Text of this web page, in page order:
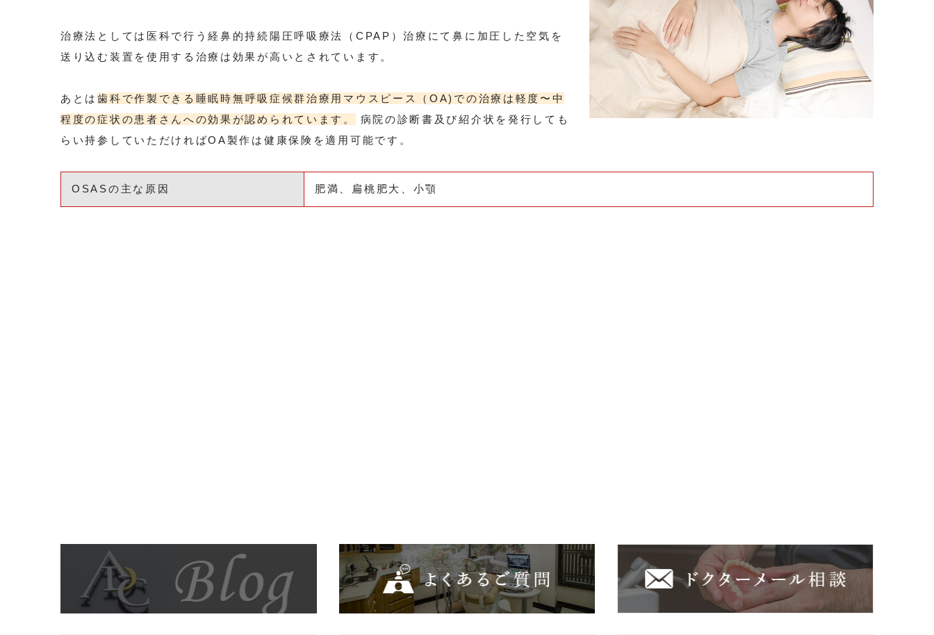
治療法としては医科で行う経鼻的持続陽圧呼吸療法（CPAP）治療にて鼻に加圧した空気を
送り込む装置を使用する治療は効果が高いとされています。
あとは歯科で作製できる睡眠時無呼吸症候群治療用マウスピース（OA)での治療は軽度〜中
程度の症状の患者さんへの効果が認められています。
病院の診断書及び紹介状を発行しても
らい持参していただければOA製作は健康保険を適用可能です。
OSASの主な原因 肥満、扁桃肥大、小顎